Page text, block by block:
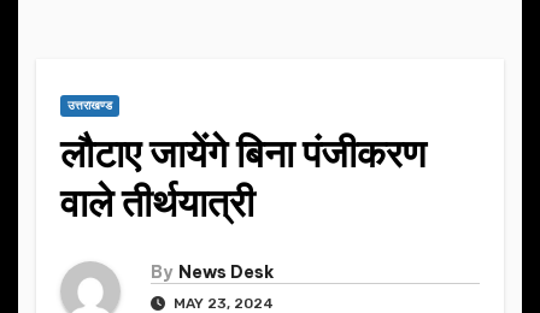
उत्तराखण्ड
लौटाए जायेंगे बिना पंजीकरण
वाले तीर्थयात्री
By News Desk
MAY 23, 2024